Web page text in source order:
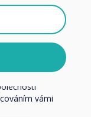
používáme vaše
ochrany
vámi